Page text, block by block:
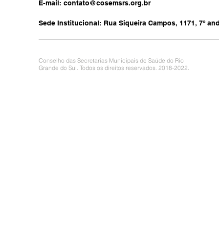
E-mail: contato@cosemsrs.org.br
Sede Institucional: Rua Siqueira Campos, 1171, 7º
Conselho das Secretarias Municipais de Saúde do Rio
Grande do Sul. Todos os direitos reservados. 2018-2022.